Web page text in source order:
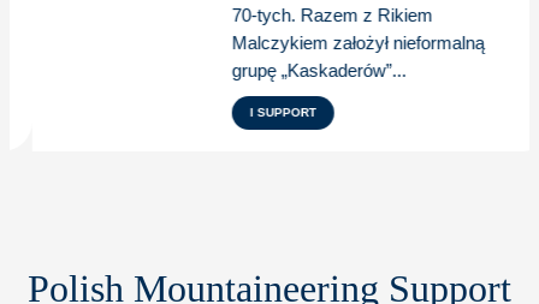
70-tych. Razem z Rikiem
Malczykiem założył nieformalną
grupę „Kaskaderów”...
I SUPPORT
Polish Mountaineering Support